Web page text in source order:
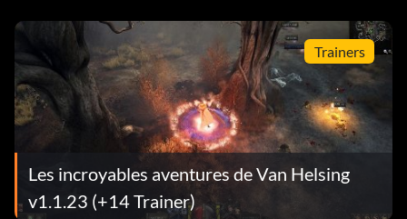
Trainers
Les incroyables aventures de Van Helsing
v1.1.23 (+14 Trainer)